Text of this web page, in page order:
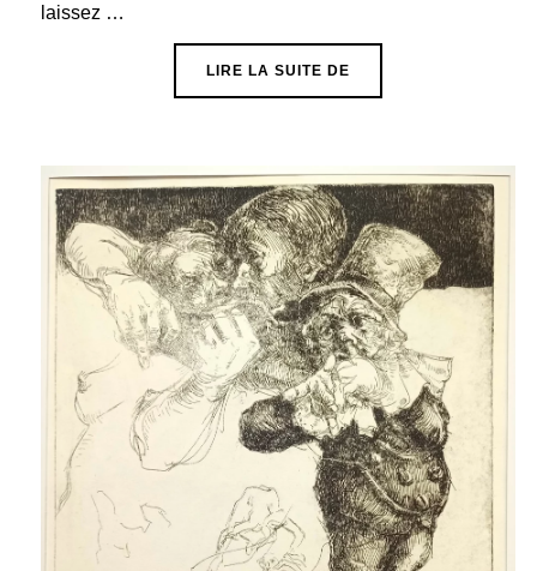
laissez …
LIRE LA SUITE DE